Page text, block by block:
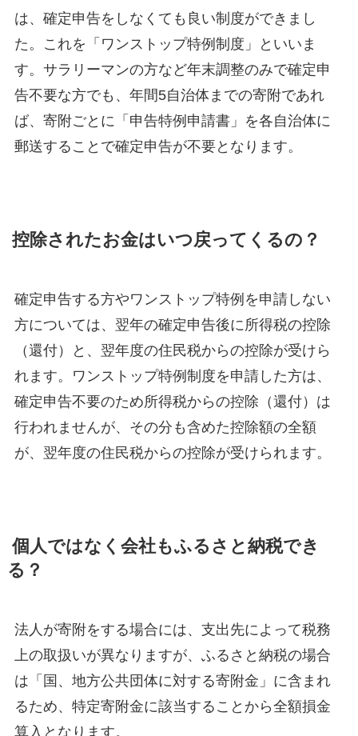
は、確定申告をしなくても良い制度ができまし
た。これを「ワンストップ特例制度」といいま
す。サラリーマンの方など年末調整のみで確定申
告不要な方でも、年間5自治体までの寄附であれ
ば、寄附ごとに「申告特例申請書」を各自治体に
郵送することで確定申告が不要となります。
控除されたお金はいつ戻ってくるの？
確定申告する方やワンストップ特例を申請しない
方については、翌年の確定申告後に所得税の控除
（還付）と、翌年度の住民税からの控除が受けら
れます。ワンストップ特例制度を申請した方は、
確定申告不要のため所得税からの控除（還付）は
行われませんが、その分も含めた控除額の全額
が、翌年度の住民税からの控除が受けられます。
個人ではなく会社もふるさと納税でき
る？
法人が寄附をする場合には、支出先によって税務
上の取扱いが異なりますが、ふるさと納税の場合
は「国、地方公共団体に対する寄附金」に含まれ
るため、特定寄附金に該当することから全額損金
算入となります。